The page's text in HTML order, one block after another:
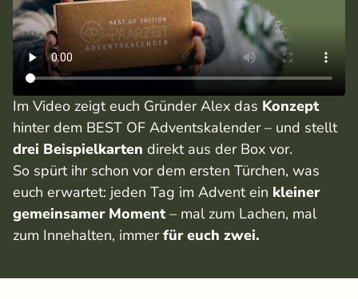
Im Video zeigt euch Gründer Alex das Konzept
hinter dem BEST OF Adventskalender – und stellt
drei Beispielkarten direkt aus der Box vor.
So spürt ihr schon vor dem ersten Türchen, was
euch erwartet: jeden Tag im Advent ein kleiner
gemeinsamer Moment– mal zum Lachen, mal
zum Innehalten, immerfür euch zwei.